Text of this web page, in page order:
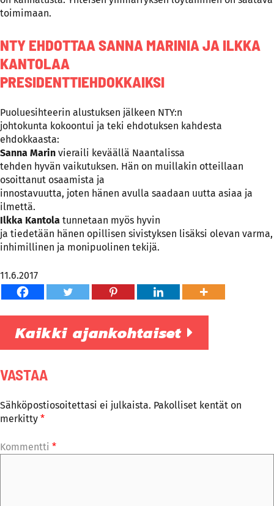
toimimaan.
NTY EHDOTTAA SANNA MARINIA JA ILKKA
KANTOLAA
PRESIDENTTIEHDOKKAIKSI
Puoluesihteerin alustuksen jälkeen NTY:n
johtokunta kokoontui ja teki ehdotuksen kahdesta
ehdokkaasta:
Sanna Marin vieraili keväällä Naantalissa
tehden hyvän vaikutuksen. Hän on muillakin otteillaan
osoittanut osaamista ja
innostavuutta, joten hänen avulla saadaan uutta asiaa ja
ilmettä.
Ilkka Kantola tunnetaan myös hyvin
ja tiedetään hänen opillisen sivistyksen lisäksi olevan varma,
inhimillinen ja monipuolinen tekijä.
11.6.2017
Kaikki ajankohtaiset
VASTAA
Sähköpostiosoitettasi ei julkaista. Pakolliset kentät on
merkitty *
Kommentti *